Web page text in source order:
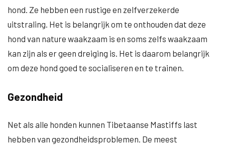
hond. Ze hebben een rustige en zelfverzekerde
uitstraling. Het is belangrijk om te onthouden dat deze
hond van nature waakzaam is en soms zelfs waakzaam
kan zijn als er geen dreiging is. Het is daarom belangrijk
om deze hond goed te socialiseren en te trainen.
Gezondheid
Net als alle honden kunnen Tibetaanse Mastiffs last
hebben van gezondheidsproblemen. De meest